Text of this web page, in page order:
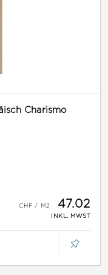
Charismo
47.02
INKL. MWST